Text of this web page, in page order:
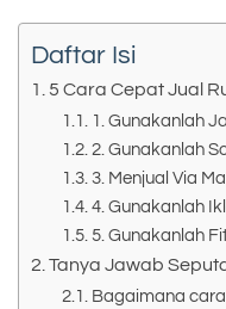
Daftar Isi
5 Cara Cepat Jual
1. Gunakanlah
2. Gunakanlah
3. Menjual Via
4. Gunakanlah
5. Gunakanlah
Tanya Jawab
Bagaimana